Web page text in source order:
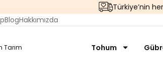
Türkiye’nin
BlogHakkımızda
Tohum